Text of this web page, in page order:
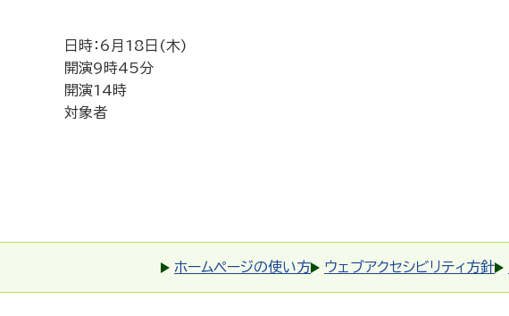
日時：6月18日(木)
開演9時45分
開演14時
対象者
ホームページの使い方 ウェブアクセシビリティ方針